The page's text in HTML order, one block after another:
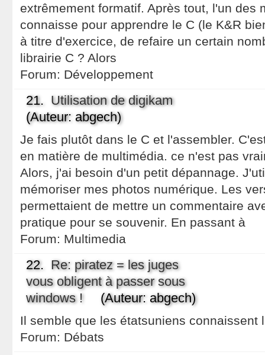
extrêmement formatif. Après tout, l'un des
connaisse pour apprendre le C (le K&R
à titre d'exercice, de refaire un certain
librairie C ? Alors
Forum: Développement
21. Utilisation de digikam
(Auteur: abgech)
Je fais plutôt dans le C et l'assembler.
en matière de multimédia. ce n'est pas
Alors, j'ai besoin d'un petit dépannage.
mémoriser mes photos numérique. Les
permettaient de mettre un commentaire
pratique pour se souvenir. En passant à
Forum: Multimedia
22. Re: piratez = les juges
vous obligent à passer sous
windows !(Auteur: abgech)
Il semble que les étatsuniens connaissent
Forum: Débats